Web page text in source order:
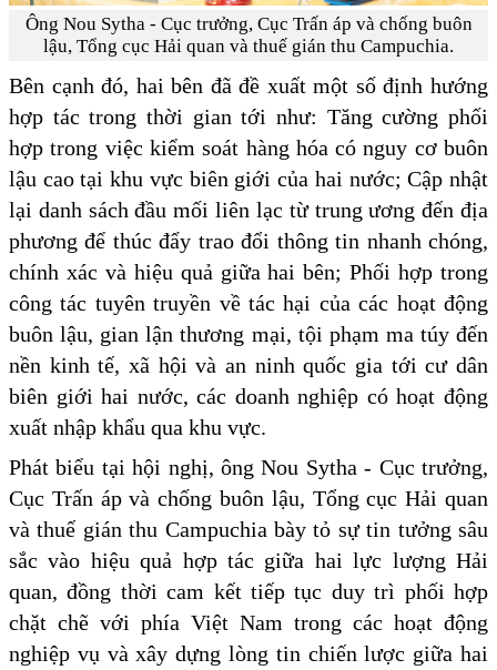
Ông Nou Sytha - Cục trưởng, Cục Trấn áp và chống buôn
lậu, Tổng cục Hải quan và thuế gián thu Campuchia.
Bên cạnh đó, hai bên đã đề xuất một số định hướng
hợp tác trong thời gian tới như: Tăng cường phối
hợp trong việc kiểm soát hàng hóa có nguy cơ buôn
lậu cao tại khu vực biên giới của hai nước; Cập nhật
lại danh sách đầu mối liên lạc từ trung ương đến địa
phương để thúc đẩy trao đổi thông tin nhanh chóng,
chính xác và hiệu quả giữa hai bên; Phối hợp trong
công tác tuyên truyền về tác hại của các hoạt động
buôn lậu, gian lận thương mại, tội phạm ma túy đến
nền kinh tế, xã hội và an ninh quốc gia tới cư dân
biên giới hai nước, các doanh nghiệp có hoạt động
xuất nhập khẩu qua khu vực.
Phát biểu tại hội nghị, ông Nou Sytha - Cục trưởng,
Cục Trấn áp và chống buôn lậu, Tổng cục Hải quan
và thuế gián thu Campuchia bày tỏ sự tin tưởng sâu
sắc vào hiệu quả hợp tác giữa hai lực lượng Hải
quan, đồng thời cam kết tiếp tục duy trì phối hợp
chặt chẽ với phía Việt Nam trong các hoạt động
nghiệp vụ và xây dựng lòng tin chiến lược giữa hai